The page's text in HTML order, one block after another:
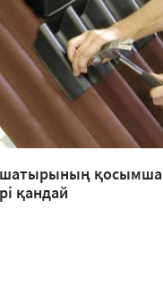
қосымша
қандай